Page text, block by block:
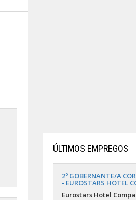
ÚLTIMOS EMPREGOS
2º GOBERNANTE/A
- EUROSTARS HOTEL
Eurostars Hotel